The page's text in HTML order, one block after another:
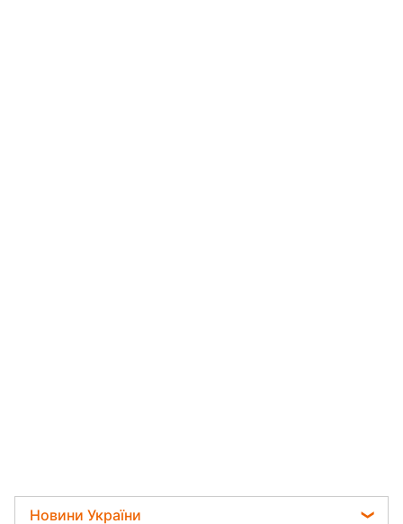
Новини України